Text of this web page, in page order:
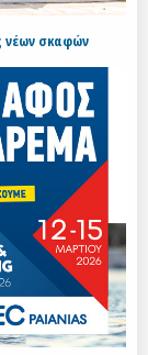
νέων σκαφών